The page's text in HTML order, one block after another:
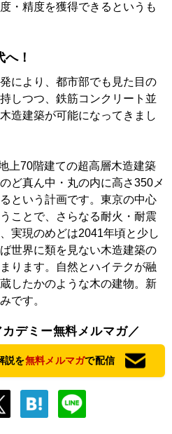
・精度を獲得できるというも
！
により、都市部でも見た目の
しつつ、鉄筋コンクリート並
造建築が可能になってきまし
上70階建ての超高層木造建築
ど真ん中・丸の内に高さ350メ
という計画です。東京の中心
ことで、さらなる耐火・耐震
実現のめどは2041年頃と少し
世界に類を見ない木造建築の
ります。自然とハイテクが融
したかのような木の建物。新
です。
デミー無料メルマガ／
説を無料メルマガで配信